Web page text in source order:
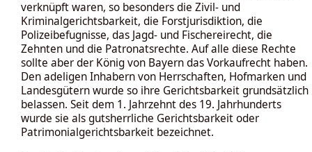
verknüpft waren, so besonders die Zivil- und
Kriminalgerichtsbarkeit, die Forstjurisdiktion, die
Polizeibefugnisse, das Jagd- und Fischereirecht, die
Zehnten und die Patronatsrechte. Auf alle diese Rechte
sollte aber der König von Bayern das Vorkaufrecht haben.
Den adeligen Inhabern von Herrschaften, Hofmarken und
Landesgütern wurde so ihre Gerichtsbarkeit grundsätzlich
belassen. Seit dem 1. Jahrzehnt des 19. Jahrhunderts
wurde sie als gutsherrliche Gerichtsbarkeit oder
Patrimonialgerichtsbarkeit bezeichnet.